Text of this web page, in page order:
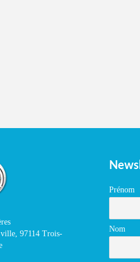
97114 Trois-
Prénom
Nom